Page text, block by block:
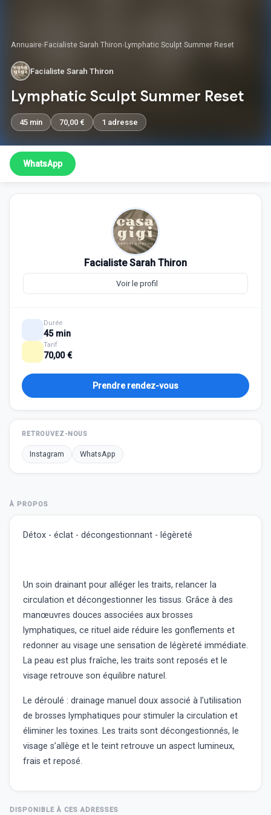
Annuaire›Facialiste Sarah Thiron›Lymphatic Sculpt Summer Reset
Facialiste Sarah Thiron
Lymphatic Sculpt Summer Reset
45 min 70,00 € 1 adresse
WhatsApp
À PROPOS
Détox - éclat - décongestionnant - légèreté
Un soin drainant pour alléger les traits, relancer la
circulation et décongestionner les tissus. Grâce à des
manœuvres douces associées aux brosses
lymphatiques, ce rituel aide réduire les gonflements et
redonner au visage une sensation de légèreté immédiate.
La peau est plus fraîche, les traits sont reposés et le
visage retrouve son équilibre naturel.
Le déroulé : drainage manuel doux associé à l’utilisation
de brosses lymphatiques pour stimuler la circulation et
éliminer les toxines. Les traits sont décongestionnés, le
visage s’allège et le teint retrouve un aspect lumineux,
frais et reposé.
DISPONIBLE À CES ADRESSES
Facialiste Sarah Thiron
Voir le profil
Durée
45 min
Tarif
70,00 €
Prendre rendez-vous
RETROUVEZ-NOUS
Instagram WhatsApp